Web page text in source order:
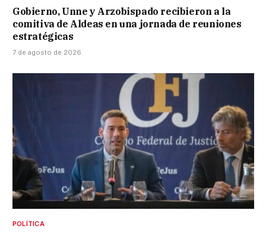
Gobierno, Unne y Arzobispado recibieron a la
comitiva de Aldeas en una jornada de reuniones
estratégicas
7 de agosto de 2026
POLÍTICA